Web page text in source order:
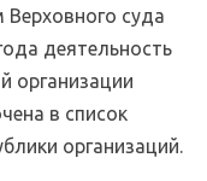
Верховного суда
деятельность
организации
в список
организаций.